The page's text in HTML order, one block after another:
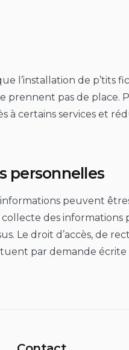
l’installation de p’tits
prennent pas de place.
à certains services et
personnelles
peuvent
collecte des informations
Le droit d’accès, de
par demande écrite